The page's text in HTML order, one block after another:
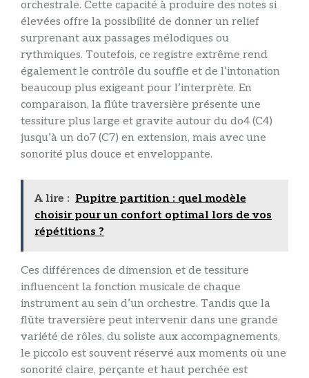
orchestrale. Cette capacité à produire des notes si
élevées offre la possibilité de donner un relief
surprenant aux passages mélodiques ou
rythmiques. Toutefois, ce registre extrême rend
également le contrôle du souffle et de l’intonation
beaucoup plus exigeant pour l’interprète. En
comparaison, la flûte traversière présente une
tessiture plus large et gravite autour du do4 (C4)
jusqu’à un do7 (C7) en extension, mais avec une
sonorité plus douce et enveloppante.
A lire : Pupitre partition : quel modèle
choisir pour un confort optimal lors de vos
répétitions ?
Ces différences de dimension et de tessiture
influencent la fonction musicale de chaque
instrument au sein d’un orchestre. Tandis que la
flûte traversière peut intervenir dans une grande
variété de rôles, du soliste aux accompagnements,
le piccolo est souvent réservé aux moments où une
sonorité claire, perçante et haut perchée est